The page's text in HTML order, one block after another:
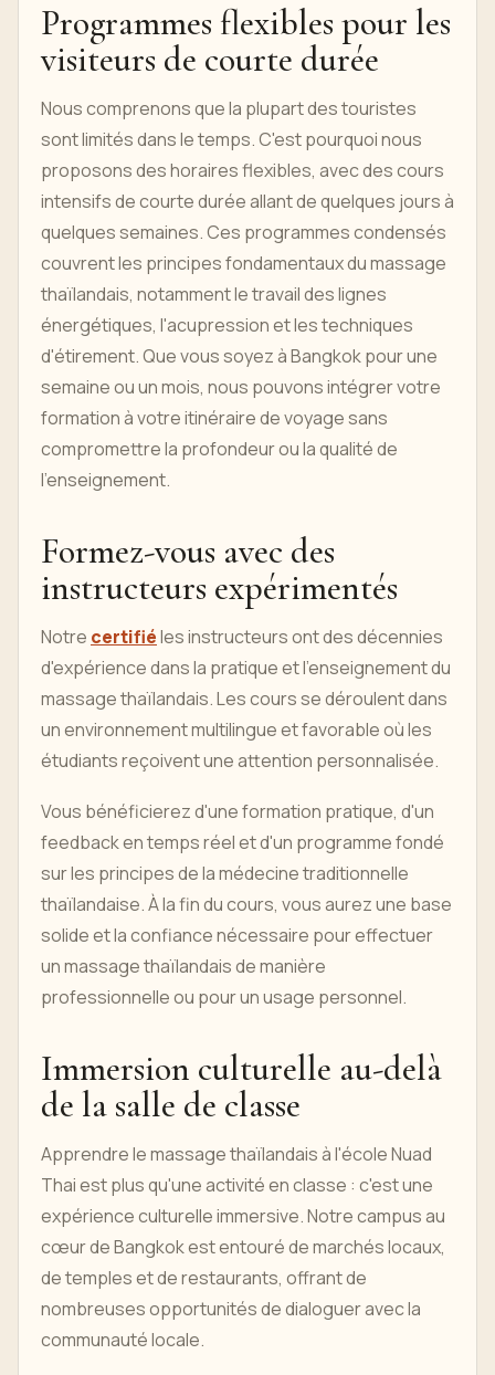
Programmes flexibles pour les
visiteurs de courte durée
Nous comprenons que la plupart des touristes
sont limités dans le temps. C'est pourquoi nous
proposons des horaires flexibles, avec des cours
intensifs de courte durée allant de quelques jours à
quelques semaines. Ces programmes condensés
couvrent les principes fondamentaux du massage
thaïlandais, notamment le travail des lignes
énergétiques, l'acupression et les techniques
d'étirement. Que vous soyez à Bangkok pour une
semaine ou un mois, nous pouvons intégrer votre
formation à votre itinéraire de voyage sans
compromettre la profondeur ou la qualité de
l'enseignement.
Formez-vous avec des
instructeurs expérimentés
Notre certifiéles instructeurs ont des décennies
d'expérience dans la pratique et l'enseignement du
massage thaïlandais. Les cours se déroulent dans
un environnement multilingue et favorable où les
étudiants reçoivent une attention personnalisée.
Vous bénéficierez d'une formation pratique, d'un
feedback en temps réel et d'un programme fondé
sur les principes de la médecine traditionnelle
thaïlandaise. À la fin du cours, vous aurez une base
solide et la confiance nécessaire pour effectuer
un massage thaïlandais de manière
professionnelle ou pour un usage personnel.
Immersion culturelle au-delà
de la salle de classe
Apprendre le massage thaïlandais à l'école Nuad
Thai est plus qu'une activité en classe : c'est une
expérience culturelle immersive. Notre campus au
cœur de Bangkok est entouré de marchés locaux,
de temples et de restaurants, offrant de
nombreuses opportunités de dialoguer avec la
communauté locale.